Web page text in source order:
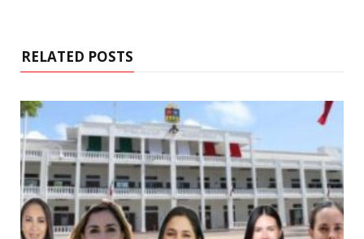
RELATED POSTS